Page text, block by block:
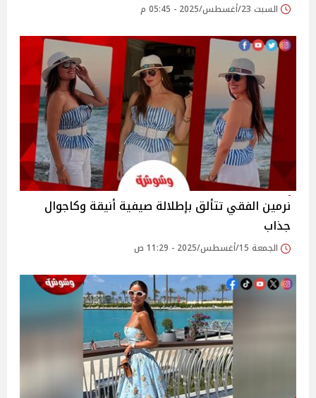
السبت 23/أغسطس/2025 - 05:45 م
نرمين الفقي تتألق بإطلالة صيفية أنيقة وكاجوال
جذاب
الجمعة 15/أغسطس/2025 - 11:29 ص